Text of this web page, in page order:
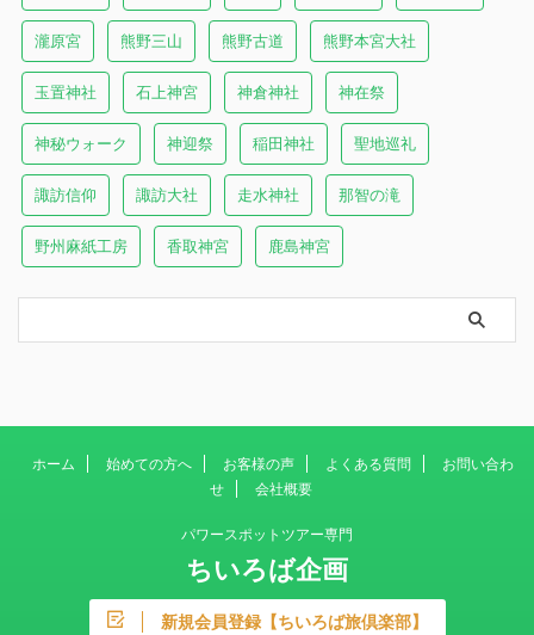
瀧原宮 熊野三山 熊野古道 熊野本宮大社
玉置神社 石上神宮 神倉神社 神在祭
神秘ウォーク 神迎祭 稲田神社 聖地巡礼
諏訪信仰 諏訪大社 走水神社 那智の滝
野州麻紙工房 香取神宮 鹿島神宮
ホーム 始めての方へ お客様の声 よくある質問
お問い合わ
せ
会社概要
パワースポットツアー専門
ちいろば企画
新規会員登録【ちいろば旅倶楽部】